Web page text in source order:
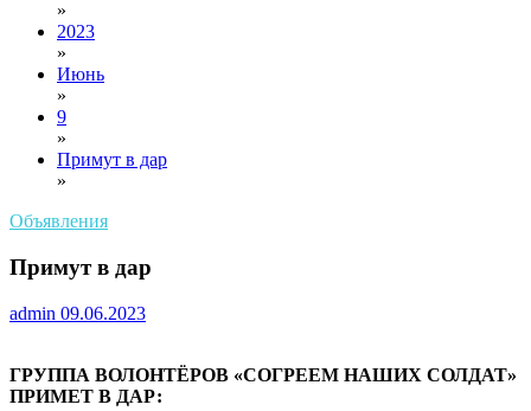
»
2023
»
Июнь
»
9
»
Примут в дар
»
Объявления
Примут в дар
admin 09.06.2023
ГРУППА ВОЛОНТЁРОВ «СОГРЕЕМ НАШИХ СОЛДАТ»
ПРИМЕТ В ДАР: